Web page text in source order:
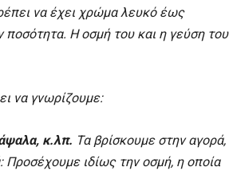
να έχει χρώμα λευκό έως
ποσότητα. Η οσμή του και η γεύση του
να γνωρίζουμε:
κ.λπ. Τα βρίσκουμε στην αγορά,
ιδίως την οσμή, η οποία